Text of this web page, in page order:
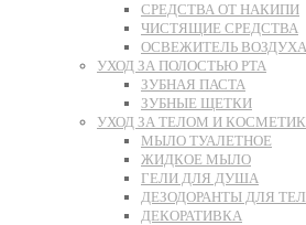
СРЕДСТВА ОТ НАКИПИ
ЧИСТЯЩИЕ СРЕДСТВА
ОСВЕЖИТЕЛЬ ВОЗДУХА
УХОД ЗА ПОЛОСТЬЮ РТА
ЗУБНАЯ ПАСТА
ЗУБНЫЕ ЩЕТКИ
УХОД ЗА ТЕЛОМ И
МЫЛО ТУАЛЕТНОЕ
ЖИДКОЕ МЫЛО
ГЕЛИ ДЛЯ ДУША
ДЕЗОДОРАНТЫ ДЛЯ
ДЕКОРАТИВКА